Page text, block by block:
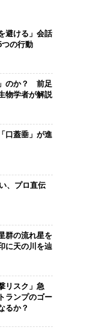
避ける」会話
の行動
のか？ 前足
物学者が解説
口蓋垂」が進
、プロ直伝
群の流れ星を
に天の川を辿
リスク」急
ランプのゴー
るか？